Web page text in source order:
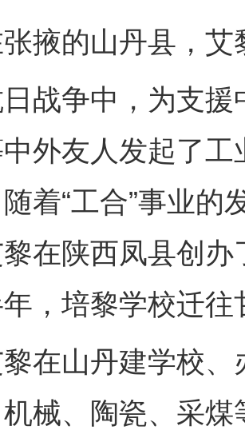
的山丹县，艾
争中，为支援
外友人发起了工
着“工合”事业的
在陕西凤县创
，培黎学校迁往
山丹建学校、
械、陶瓷、采